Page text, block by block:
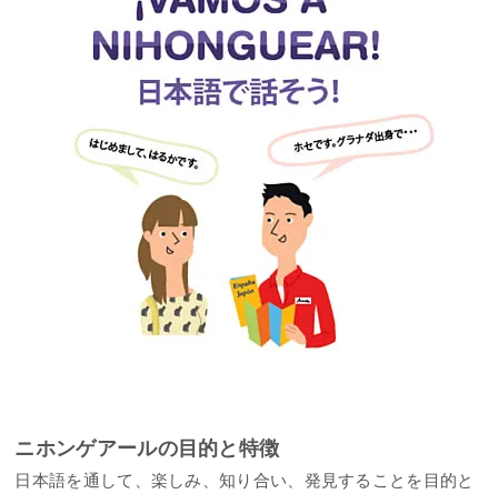
ニホンゲアールの目的と特徴
日本語を通して、楽しみ、知り合い、発見することを目的と